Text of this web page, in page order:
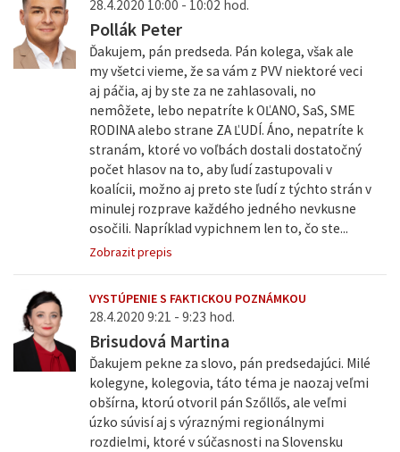
28.4.2020 10:00 - 10:02 hod.
Pollák Peter
Ďakujem, pán predseda. Pán kolega, však ale
my všetci vieme, že sa vám z PVV niektoré veci
aj páčia, aj by ste za ne zahlasovali, no
nemôžete, lebo nepatríte k OĽANO, SaS, SME
RODINA alebo strane ZA ĽUDÍ. Áno, nepatríte k
stranám, ktoré vo voľbách dostali dostatočný
počet hlasov na to, aby ľudí zastupovali v
koalícii, možno aj preto ste ľudí z týchto strán v
minulej rozprave každého jedného nevkusne
osočili. Napríklad vypichnem len to, čo ste...
Zobrazit prepis
VYSTÚPENIE S FAKTICKOU POZNÁMKOU
28.4.2020 9:21 - 9:23 hod.
Brisudová Martina
Ďakujem pekne za slovo, pán predsedajúci. Milé
kolegyne, kolegovia, táto téma je naozaj veľmi
obšírna, ktorú otvoril pán Szőllős, ale veľmi
úzko súvisí aj s výraznými regionálnymi
rozdielmi, ktoré v súčasnosti na Slovensku